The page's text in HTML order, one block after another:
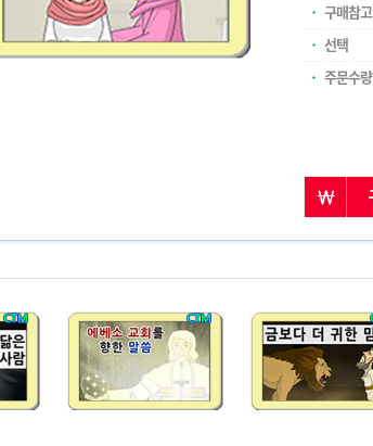
구매참고
선택
주문수량